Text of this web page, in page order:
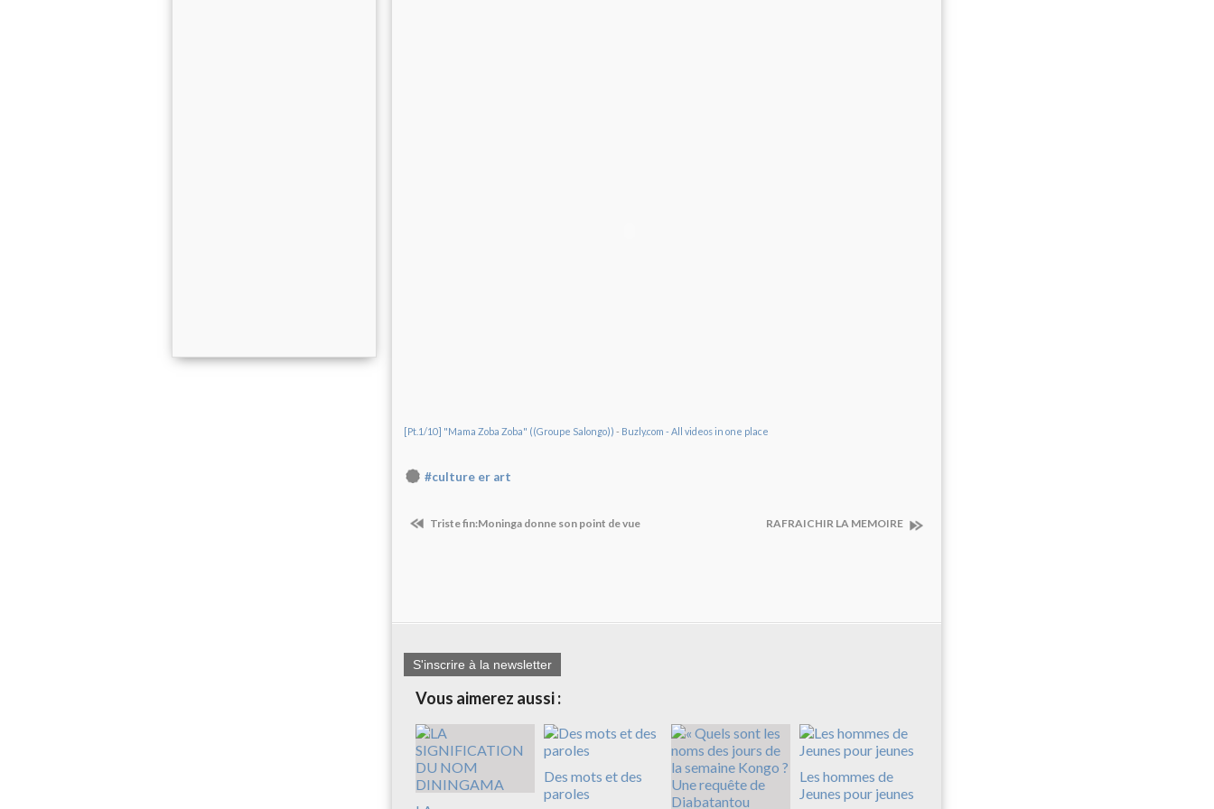
[Pt.1/10] "Mama Zoba Zoba" ((Groupe Salongo)) - Buzly.com - All videos in one place
#culture er art
Triste fin:Moninga donne son point de vue RAFRAICHIR LA MEMOIRE
S'inscrire à la newsletter
Vous aimerez aussi :
Des mots et des
paroles
Les hommes de
Jeunes pour jeunes